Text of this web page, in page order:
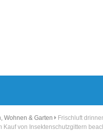
Wohnen & Garten
Frischluft
Kauf von Insektenschutzgittern